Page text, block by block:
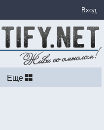
Вход
Еще